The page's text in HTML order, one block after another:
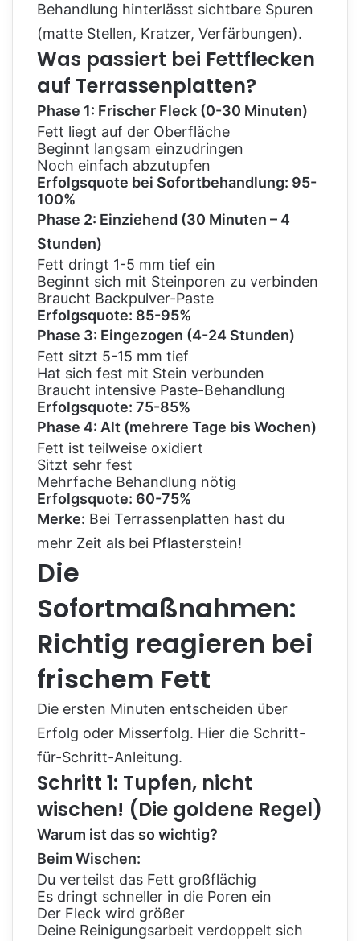
Behandlung hinterlässt sichtbare Spuren
(matte Stellen, Kratzer, Verfärbungen).
Was passiert bei Fettflecken
auf Terrassenplatten?
Phase 1: Frischer Fleck (0-30 Minuten)
Fett liegt auf der Oberfläche
Beginnt langsam einzudringen
Noch einfach abzutupfen
Erfolgsquote bei Sofortbehandlung: 95-
100%
Phase 2: Einziehend (30 Minuten – 4
Stunden)
Fett dringt 1-5 mm tief ein
Beginnt sich mit Steinporen zu verbinden
Braucht Backpulver-Paste
Erfolgsquote: 85-95%
Phase 3: Eingezogen (4-24 Stunden)
Fett sitzt 5-15 mm tief
Hat sich fest mit Stein verbunden
Braucht intensive Paste-Behandlung
Erfolgsquote: 75-85%
Phase 4: Alt (mehrere Tage bis Wochen)
Fett ist teilweise oxidiert
Sitzt sehr fest
Mehrfache Behandlung nötig
Erfolgsquote: 60-75%
Merke: Bei Terrassenplatten hast du
mehr Zeit als bei Pflasterstein!
Die
Sofortmaßnahmen:
Richtig reagieren bei
frischem Fett
Die ersten Minuten entscheiden über
Erfolg oder Misserfolg. Hier die Schritt-
für-Schritt-Anleitung.
Schritt 1: Tupfen, nicht
wischen! (Die goldene Regel)
Warum ist das so wichtig?
Beim Wischen:
Du verteilst das Fett großflächig
Es dringt schneller in die Poren ein
Der Fleck wird größer
Deine Reinigungsarbeit verdoppelt sich